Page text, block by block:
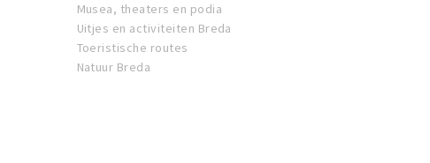
Musea, theaters en podia
Uitjes en activiteiten Breda
Toeristische routes
Natuur Breda